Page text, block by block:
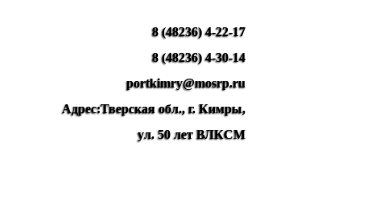
8 (48236) 4-22-17
8 (48236) 4-30-14
portkimry@mosrp.ru
Адрес:Тверская обл., г. Кимры,
ул. 50 лет ВЛКСМ